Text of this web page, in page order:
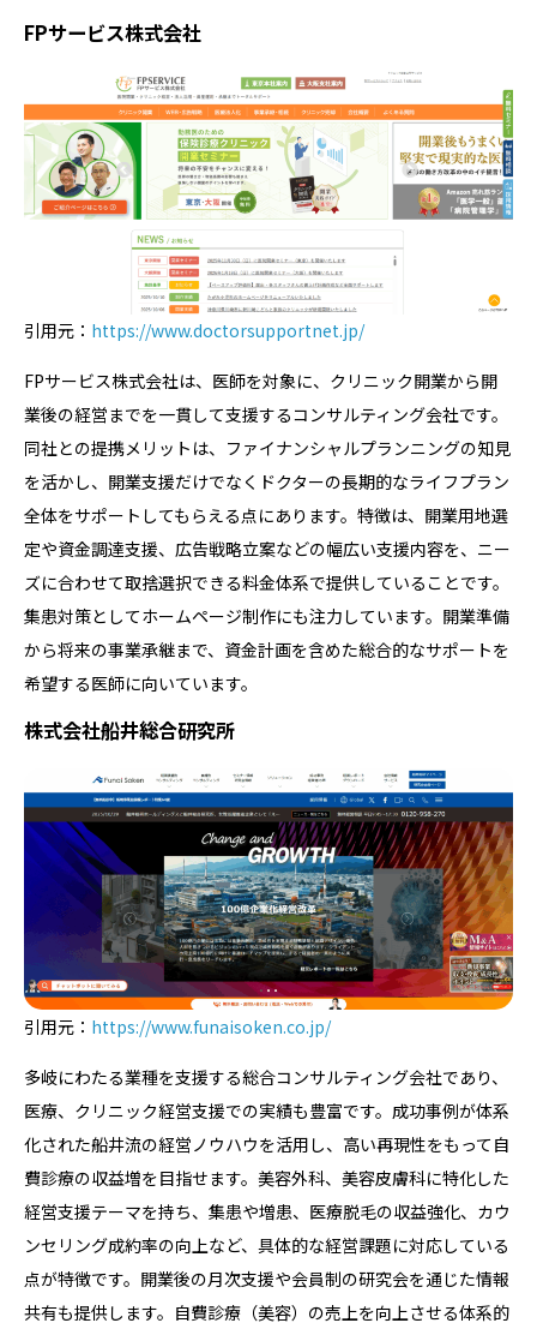
FPサービス株式会社
引用元： https://www.doctorsupportnet.jp/
FPサービス株式会社は、医師を対象に、クリニック開業から開
業後の経営までを一貫して支援するコンサルティング会社です。
同社との提携メリットは、ファイナンシャルプランニングの知見
を活かし、開業支援だけでなくドクターの長期的なライフプラン
全体をサポートしてもらえる点にあります。特徴は、開業用地選
定や資金調達支援、広告戦略立案などの幅広い支援内容を、ニー
ズに合わせて取捨選択できる料金体系で提供していることです。
集患対策としてホームページ制作にも注力しています。開業準備
から将来の事業承継まで、資金計画を含めた総合的なサポートを
希望する医師に向いています。
株式会社船井総合研究所
引用元： https://www.funaisoken.co.jp/
多岐にわたる業種を支援する総合コンサルティング会社であり、
医療、クリニック経営支援での実績も豊富です。成功事例が体系
化された船井流の経営ノウハウを活用し、高い再現性をもって自
費診療の収益増を目指せます。美容外科、美容皮膚科に特化した
経営支援テーマを持ち、集患や増患、医療脱毛の収益強化、カウ
ンセリング成約率の向上など、具体的な経営課題に対応している
点が特徴です。開業後の月次支援や会員制の研究会を通じた情報
共有も提供します。自費診療（美容）の売上を向上させる体系的